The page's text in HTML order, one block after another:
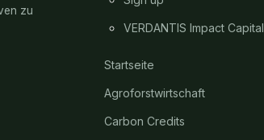
zu
VERDANTIS Impact Capital
Startseite
Agroforstwirtschaft
Carbon Credits